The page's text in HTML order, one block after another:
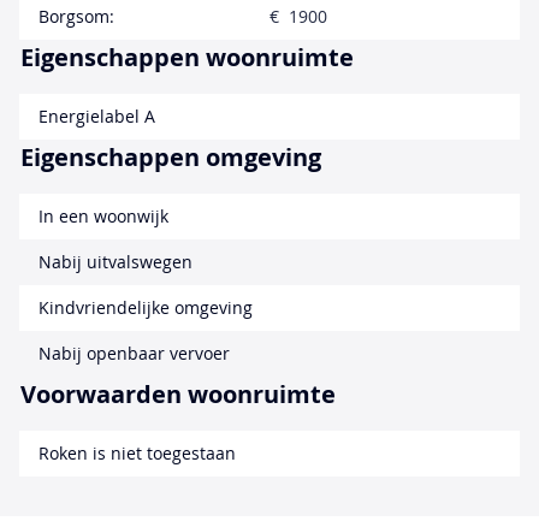
Borgsom:
€ 1900
Eigenschappen woonruimte
Energielabel A
Eigenschappen omgeving
In een woonwijk
Nabij uitvalswegen
Kindvriendelijke omgeving
Nabij openbaar vervoer
Voorwaarden woonruimte
Roken is niet toegestaan